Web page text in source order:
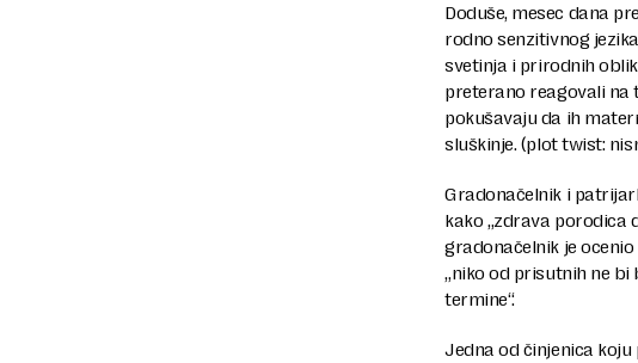
Doduše, mesec dana
rodno senzitivnog
svetinja i prirodnih
preterano reagovali na
pokušavaju da ih
sluškinje. (plot twist:
Gradonačelnik i
kako „zdrava porodica
gradonačelnik je
„niko od prisutnih ne bi
termine“.
Jedna od činjenica